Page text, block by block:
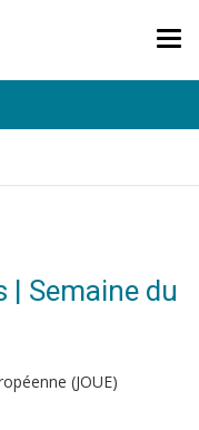
| Semaine du
(JOUE)